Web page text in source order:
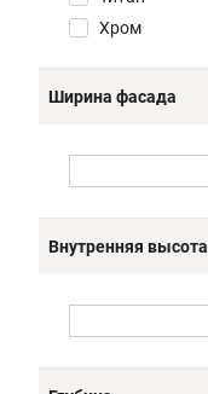
Хром
Ширина фасада
Внутренняя высота